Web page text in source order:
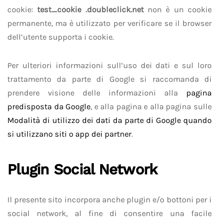
cookie:test_cookie .doubleclick.netnon è un cookie
permanente, ma è utilizzato per verificare se il browser
dell’utente supporta i cookie.
Per ulteriori informazioni sull’uso dei dati e sul loro
trattamento da parte di Google si raccomanda di
prendere visione delle informazioni alla pagina
predisposta da Google, e alla pagina e alla pagina sulle
Modalità di utilizzo dei dati da parte di Google quando
si utilizzano siti o app dei partner.
Plugin Social Network
Il presente sito incorpora anche plugin e/o bottoni per i
social network, al fine di consentire una facile